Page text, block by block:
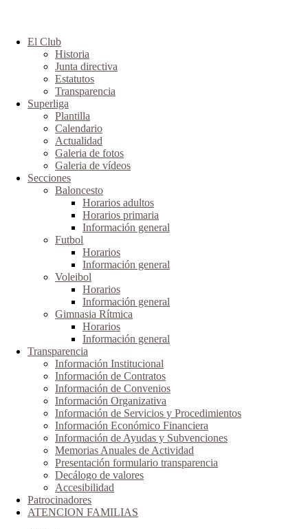
El Club
Historia
Junta directiva
Estatutos
Transparencia
Superliga
Plantilla
Calendario
Actualidad
Galeria de fotos
Galeria de vídeos
Secciones
Baloncesto
Horarios adultos
Horarios primaria
Información general
Futbol
Horarios
Información general
Voleibol
Horarios
Información general
Gimnasia Rítmica
Horarios
Información general
Transparencia
Información Institucional
Información de Contratos
Información de Convenios
Información Organizativa
Información de Servicios y Procedimientos
Información Económico Financiera
Información de Ayudas y Subvenciones
Memorias Anuales de Actividad
Presentación formulario transparencia
Decálogo de valores
Accesibilidad
Patrocinadores
ATENCION FAMILIAS